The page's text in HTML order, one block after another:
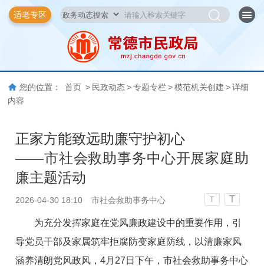
适老专区
您的位置： 首页 > 民政动态 > 专题专栏 > 模范机关创建 > 详细
内容
正家方能致远助廉守护初心
——市社会救助事务中心开展家庭助
廉主题活动
2026-04-30 18:10 市社会救助事务中心 T T
为充分发挥家庭在党风廉政建设中的重要作用，引
导党员干部及家属筑牢拒腐防变家庭防线，以清廉家风
涵养清朗党风政风，4月27日下午，市社会救助事务中心